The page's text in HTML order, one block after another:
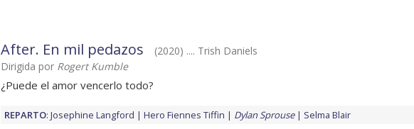
After. En mil pedazos
(2020) .... Trish Daniels
Dirigida por Rogert Kumble
¿Puede el amor vencerlo todo?
REPARTO: Josephine Langford Hero Fiennes Tiffin Dylan Sprouse Selma Blair